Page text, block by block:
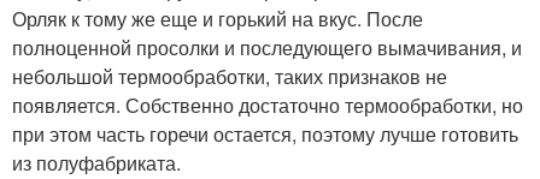
Орляк к тому же еще и горький на вкус. После
полноценной просолки и последующего вымачивания, и
небольшой термообработки, таких признаков не
появляется. Собственно достаточно термообработки, но
при этом часть горечи остается, поэтому лучше готовить
из полуфабриката.